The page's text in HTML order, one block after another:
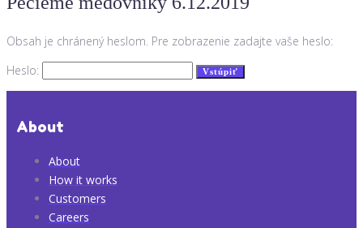
Obsah je chránený heslom. Pre zobrazenie zadajte vaše heslo:
Heslo:
About
About
How it works
Customers
Careers